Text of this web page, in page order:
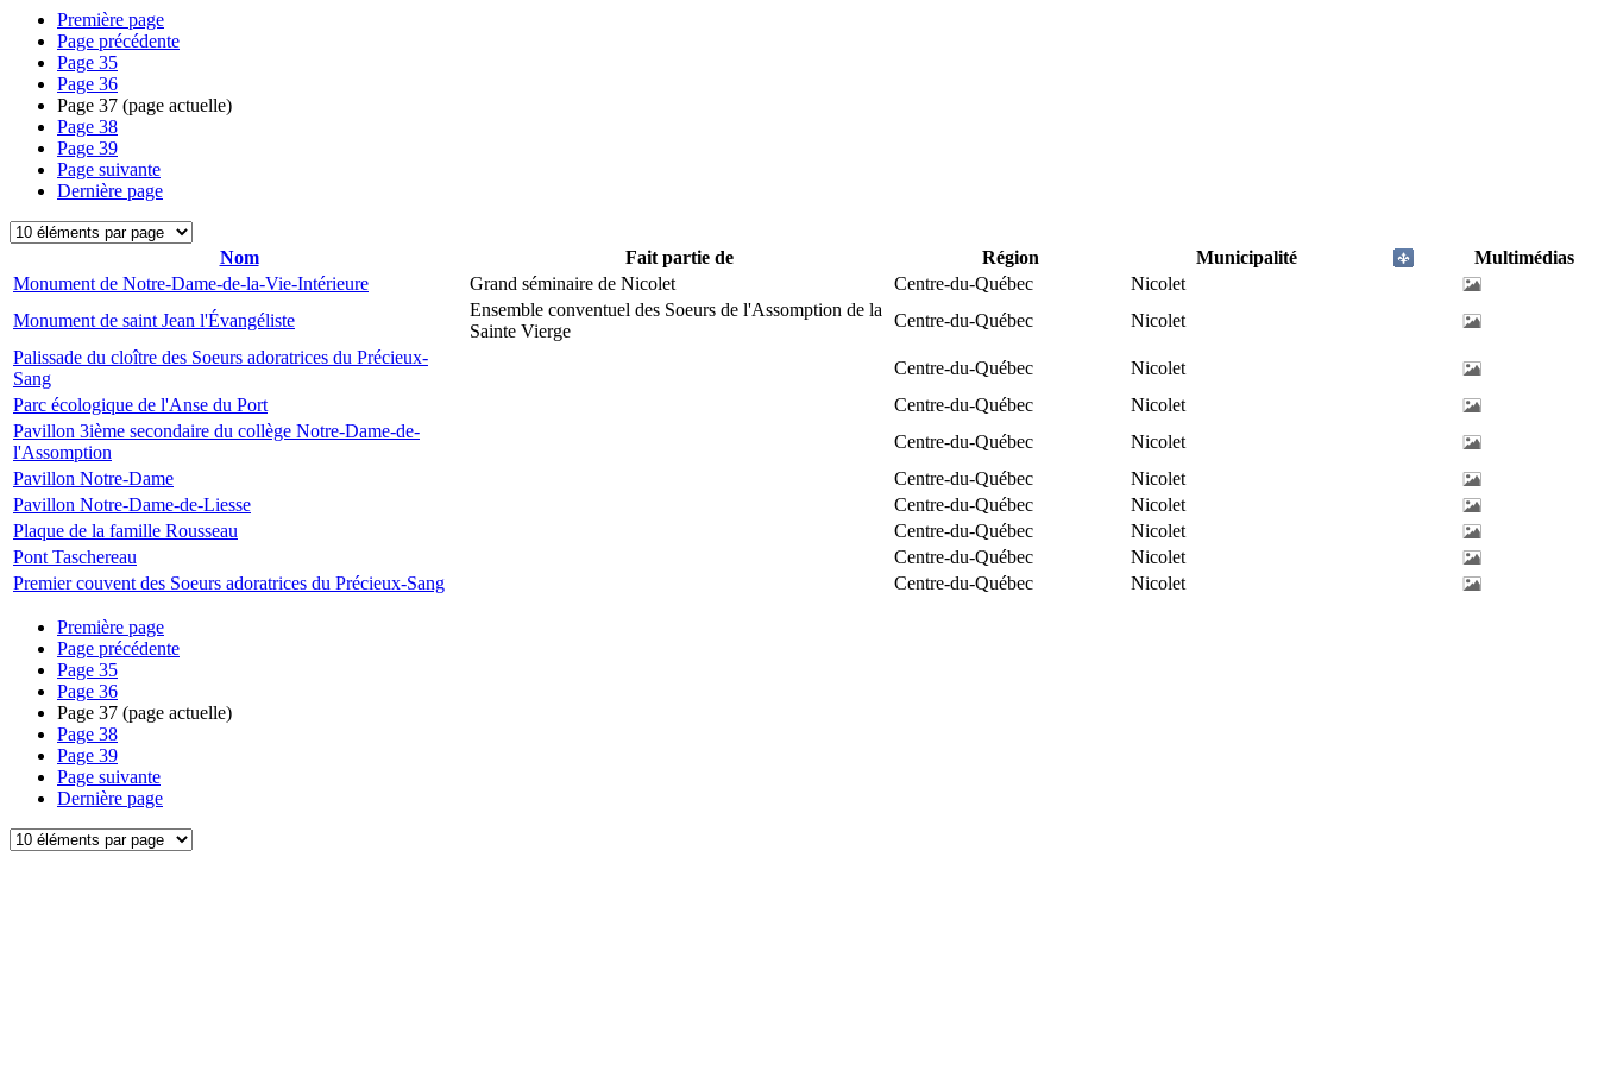
Première page
Page précédente
Page 35
Page 36
Page 37 (page actuelle)
Page 38
Page 39
Page suivante
Dernière page
Nom Fait partie de Région Municipalité
Multimédias
Monument de Notre-Dame-de-la-Vie-Intérieure
Grand séminaire de Nicolet Centre-du-Québec
Nicolet
Monument de saint Jean l'Évangéliste
Ensemble conventuel des Soeurs de l'Assomption de la
Sainte Vierge
Centre-du-Québec
Nicolet
Palissade du cloître des Soeurs adoratrices du Précieux-
Sang
Centre-du-Québec
Nicolet
Parc écologique de l'Anse du Port
Centre-du-Québec
Nicolet
Pavillon 3ième secondaire du collège Notre-Dame-de-
l'Assomption
Centre-du-Québec
Nicolet
Pavillon Notre-Dame
Centre-du-Québec
Nicolet
Pavillon Notre-Dame-de-Liesse
Centre-du-Québec
Nicolet
Plaque de la famille Rousseau
Centre-du-Québec
Nicolet
Pont Taschereau
Centre-du-Québec
Nicolet
Premier couvent des Soeurs adoratrices du Précieux-Sang
Centre-du-Québec Nicolet
Première page
Page précédente
Page 35
Page 36
Page 37 (page actuelle)
Page 38
Page 39
Page suivante
Dernière page